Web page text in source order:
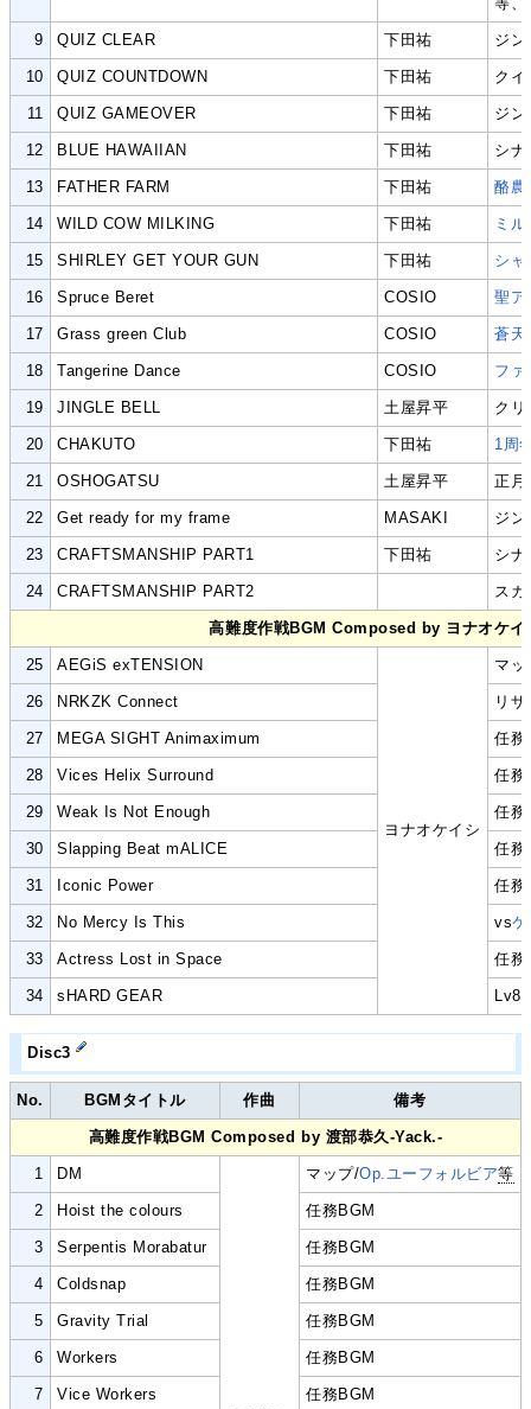
9 QUIZ CLEAR 下田祐 ジン
10 QUIZ COUNTDOWN 下田祐 クイ
11 QUIZ GAMEOVER 下田祐 ジン
12 BLUE HAWAIIAN 下田祐 シナ
13 FATHER FARM 下田祐 酪農
14 WILD COW MILKING 下田祐 ミ
15 SHIRLEY GET YOUR GUN 下田祐 シャ
16 Spruce Beret COSIO 聖ア
17 Grass green Club COSIO 蒼天
18 Tangerine Dance COSIO ファ
19 JINGLE BELL 土屋昇平 クリ
20 CHAKUTO 下田祐 1周
21 OSHOGATSU 土屋昇平 正月
22 Get ready for my frame MASAKI ジン
23 CRAFTSMANSHIP PART1 下田祐 シナ
24 CRAFTSMANSHIP PART2 スカ
高難度作戦BGM Composed by ヨナオケイ
25 AEGiS exTENSION
ヨナオケイシ
マッ
26 NRKZK Connect リ
27 MEGA SIGHT Animaximum 任務
28 Vices Helix Surround 任務
29 Weak Is Not Enough 任務
30 Slapping Beat mALICE 任務
31 Iconic Power 任務
32 No Mercy Is This vsケ
33 Actress Lost in Space 任務
34 sHARD GEAR
Disc3
No. BGMタイトル 作曲 備考
高難度作戦BGM Composed by 渡部恭久-Yack.-
1 DM マップ/Op.ユーフォルビア等
2 Hoist the colours 任務BGM
3 Serpentis Morabatur 任務BGM
4 Coldsnap 任務BGM
5 Gravity Trial 任務BGM
6 Workers 任務BGM
7 Vice Workers 任務BGM